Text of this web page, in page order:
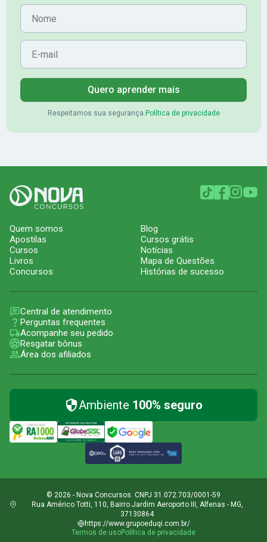
Nome
E-mail
Quero aprender mais
Respeitamos sua segurança. Política de privacidade
Quem somos
Apostilas
Cursos
Livros
Concursos
Blog
Cursos grátis
Notícias
Mapa de Questões
Histórias de sucesso
Central de atendimento
Perguntas frequentes
Acompanhe seu pedido
Resgatar bônus
Área dos afiliados
Ambiente 100% seguro
© 2026 - Nova Concursos. CNPJ 31.072.703/0001-59
Rua Américo Totti, 110, Bairro Jardim Aeroporto III, Alfenas - MG,
37130864
https://www.grupoeduqi.com.br/
Termos de usoPolítica de privacidade